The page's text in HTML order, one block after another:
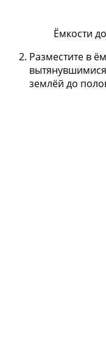
Ёмкости
Разместите в
землёй до